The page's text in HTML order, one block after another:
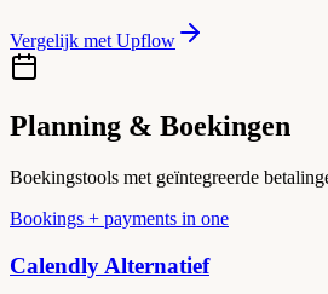
Vergelijk met Upflow
Planning & Boekingen
Boekingstools met geïntegreerde
Bookings + payments in one
Calendly Alternatief